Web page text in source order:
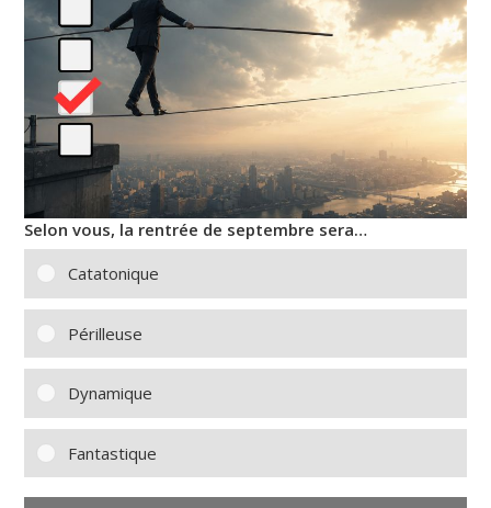
Selon vous, la rentrée de septembre sera…
Catatonique
Périlleuse
Dynamique
Fantastique